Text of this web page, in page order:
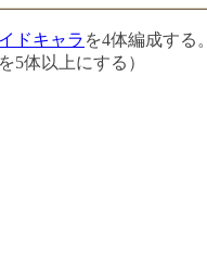
ドキャラ を4体編成する。
5体以上にする）